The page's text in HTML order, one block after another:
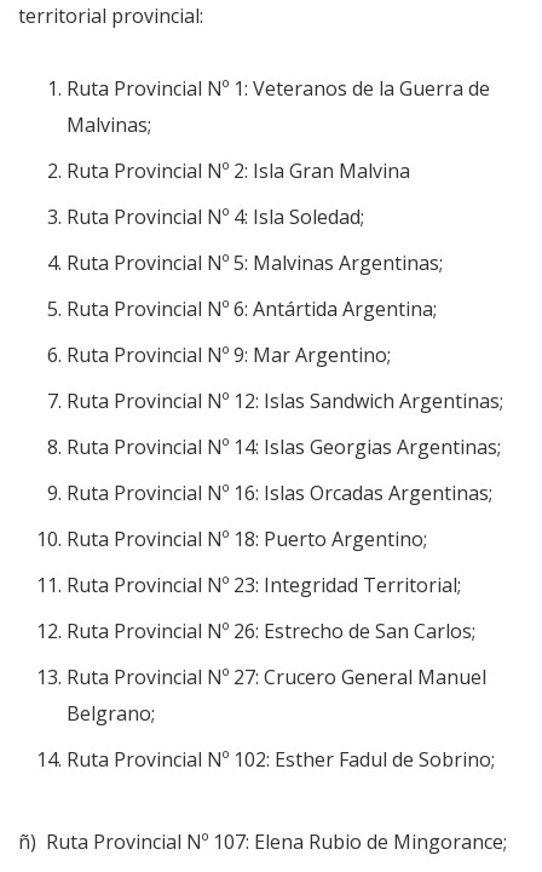
territorial provincial:
Ruta Provincial Nº 1: Veteranos de la Guerra de
Malvinas;
Ruta Provincial Nº 2: Isla Gran Malvina
Ruta Provincial Nº 4: Isla Soledad;
Ruta Provincial Nº 5: Malvinas Argentinas;
Ruta Provincial Nº 6: Antártida Argentina;
Ruta Provincial Nº 9: Mar Argentino;
Ruta Provincial Nº 12: Islas Sandwich Argentinas;
Ruta Provincial Nº 14: Islas Georgias Argentinas;
Ruta Provincial Nº 16: Islas Orcadas Argentinas;
Ruta Provincial Nº 18: Puerto Argentino;
Ruta Provincial Nº 23: Integridad Territorial;
Ruta Provincial Nº 26: Estrecho de San Carlos;
Ruta Provincial Nº 27: Crucero General Manuel
Belgrano;
Ruta Provincial Nº 102: Esther Fadul de Sobrino;
ñ) Ruta Provincial Nº 107: Elena Rubio de Mingorance;